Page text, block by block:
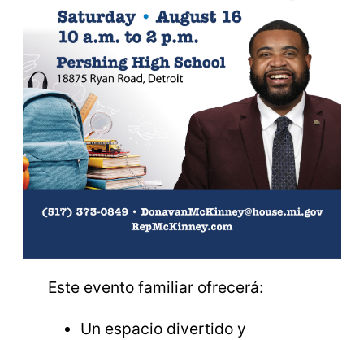
Este evento familiar ofrecerá:
Un espacio divertido y